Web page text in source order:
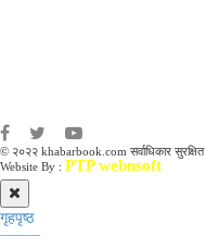
© २०२२ khabarbook.com सर्वाधिकार सुरक्षित
Website By : PTP webnsoft
गृहपृष्ठ